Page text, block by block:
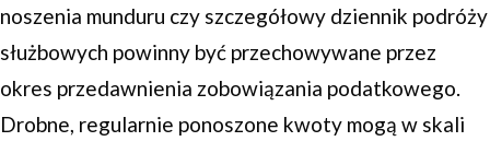
noszenia munduru czy szczegółowy dziennik podróży
służbowych powinny być przechowywane przez
okres przedawnienia zobowiązania podatkowego.
Drobne, regularnie ponoszone kwoty mogą w skali